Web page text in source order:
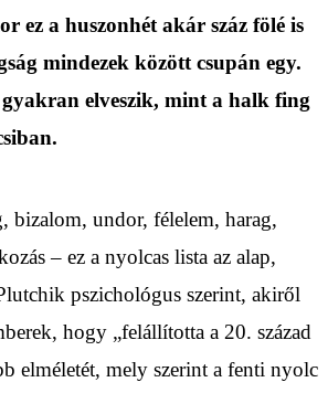
ez a huszonhét akár száz fölé is
mindezek között csupán egy.
gyakran elveszik, mint a halk fing
bizalom, undor, félelem, harag,
– ez a nyolcas lista az alap,
pszichológus szerint, akiről
hogy „felállította a 20. század
elméletét, mely szerint a fenti nyolc